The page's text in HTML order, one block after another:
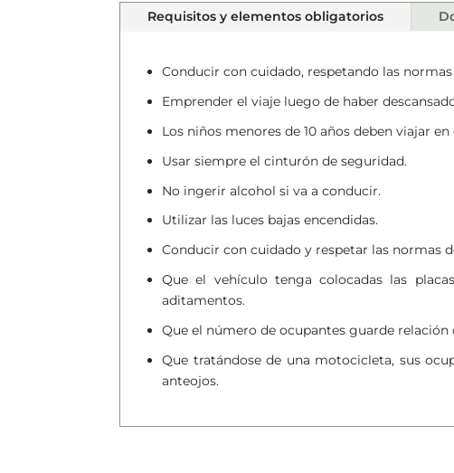
Requisitos y elementos obligatorios
Conducir con cuidado, respetando las
Emprender el viaje luego de haber
Los niños menores de 10 años deben viajar
Usar siempre el cinturón de seguridad.
No ingerir alcohol si va a conducir.
Utilizar las luces bajas encendidas.
Conducir con cuidado y respetar las normas
Que el vehículo tenga colocadas las
aditamentos.
Que el número de ocupantes guarde
Que tratándose de una motocicleta, sus
anteojos.